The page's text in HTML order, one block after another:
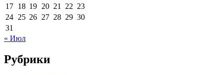
17 18 19 20 21 22 23
24 25 26 27 28 29 30
31
« Июл
Рубрики